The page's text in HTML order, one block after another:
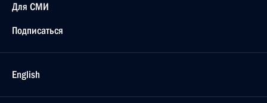
Для СМИ
Подписаться
English